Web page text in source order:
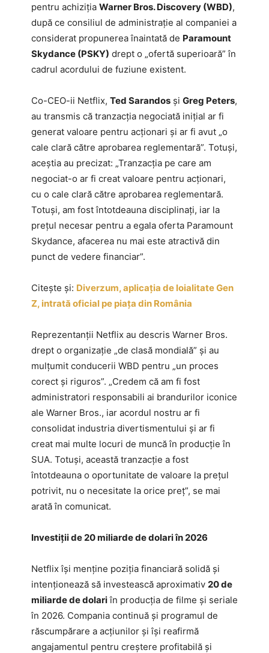
pentru achiziția Warner Bros. Discovery (WBD),
după ce consiliul de administrație al companiei a
considerat propunerea înaintată de Paramount
Skydance (PSKY) drept o „ofertă superioară” în
cadrul acordului de fuziune existent.
Co-CEO-ii Netflix, Ted Sarandos și Greg Peters,
au transmis că tranzacția negociată inițial ar fi
generat valoare pentru acționari și ar fi avut „o
cale clară către aprobarea reglementară”. Totuși,
aceștia au precizat: „Tranzacția pe care am
negociat-o ar fi creat valoare pentru acționari,
cu o cale clară către aprobarea reglementară.
Totuși, am fost întotdeauna disciplinați, iar la
prețul necesar pentru a egala oferta Paramount
Skydance, afacerea nu mai este atractivă din
punct de vedere financiar”.
Citește și: Diverzum, aplicația de loialitate Gen
Z, intrată oficial pe piața din România
Reprezentanții Netflix au descris Warner Bros.
drept o organizație „de clasă mondială” și au
mulțumit conducerii WBD pentru „un proces
corect și riguros”. „Credem că am fi fost
administratori responsabili ai brandurilor iconice
ale Warner Bros., iar acordul nostru ar fi
consolidat industria divertismentului și ar fi
creat mai multe locuri de muncă în producție în
SUA. Totuși, această tranzacție a fost
întotdeauna o oportunitate de valoare la prețul
potrivit, nu o necesitate la orice preț”, se mai
arată în comunicat.
Investiții de 20 miliarde de dolari în 2026
Netflix își menține poziția financiară solidă și
intenționează să investească aproximativ 20 de
miliarde de dolariîn producția de filme și seriale
în 2026. Compania continuă și programul de
răscumpărare a acțiunilor și își reafirmă
angajamentul pentru creștere profitabilă și